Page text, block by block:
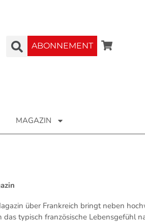
ABONNEMENT
MAGAZIN
über Frankreich bringt neben
das typisch französische Lebensgefühl